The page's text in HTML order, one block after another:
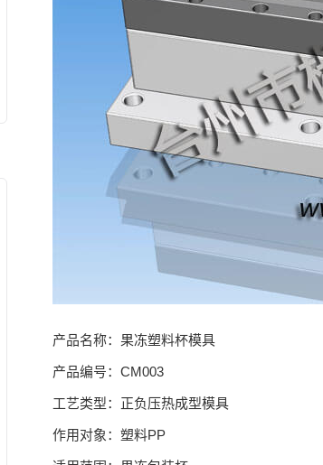
产品名称：果冻塑料杯模具
产品编号：CM003
工艺类型：正负压热成型模具
作用对象：塑料PP